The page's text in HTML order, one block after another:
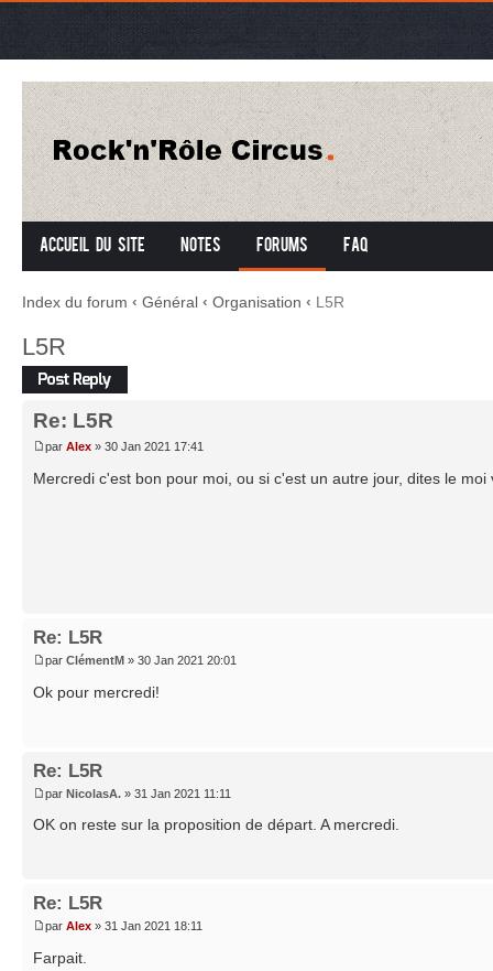
Accueil du site Notes Forums FAQ
Index du forum ‹ Général ‹ Organisation ‹ L5R
L5R
Répondre
Re: L5R
par Alex » 30 Jan 2021 17:41
Mercredi c'est bon pour moi, ou si c'est un autre jour, dites le
Re: L5R
par ClémentM » 30 Jan 2021 20:01
Ok pour mercredi!
Re: L5R
par NicolasA. » 31 Jan 2021 11:11
OK on reste sur la proposition de départ. A mercredi.
Re: L5R
par Alex » 31 Jan 2021 18:11
Farpait.